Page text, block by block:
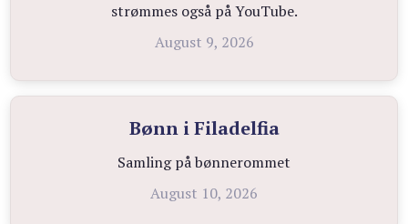
strømmes også på YouTube.
August 9, 2026
Bønn i Filadelfia
Samling på bønnerommet
August 10, 2026